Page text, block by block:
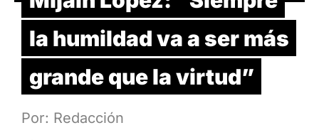
la humildad va a ser más
grande que la virtud”
Por: Redacción